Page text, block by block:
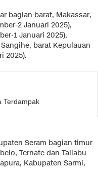
bagian barat, Makassar,
2 Januari 2025),
1 Januari 2025),
barat Kepulauan
2025).
Terdampak
Seram bagian timur
Ternate dan Taliabu
Kabupaten Sarmi,